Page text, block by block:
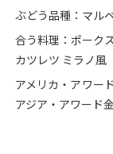
ぶどう品種：マル
合う料理：ポーク
カツレツ ミラノ風
アメリカ・アワー
アジア・アワード